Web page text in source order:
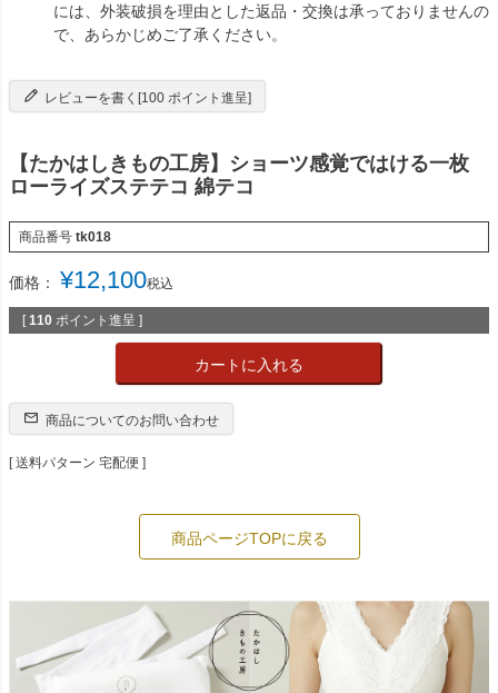
には、外装破損を理由とした返品・交換は承っておりませんの
で、あらかじめご了承ください。
レビューを書く[100 ポイント進呈]
【たかはしきもの工房】ショーツ感覚ではける一枚
ローライズステテコ 綿テコ
商品番号 tk018
価格： ¥12,100税込
[ 110 ポイント進呈 ]
カートに入れる
商品についてのお問い合わせ
送料パターン 宅配便
商品ページTOPに戻る